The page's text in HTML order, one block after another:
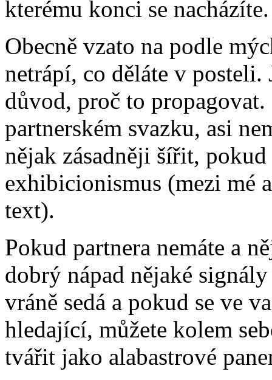
kterému konci se nacházíte.
Obecně vzato na podle
netrápí, co děláte v posteli.
důvod, proč to
partnerském svazku, asi
nějak zásadněji šířit,
exhibicionismus (mezi mé
text).
Pokud partnera nemáte a
dobrý nápad nějaké
vráně sedá a pokud se ve
hledající, můžete kolem
tvářit jako alabastrové